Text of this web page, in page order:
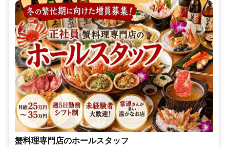
蟹料理専門店のホールスタッフ